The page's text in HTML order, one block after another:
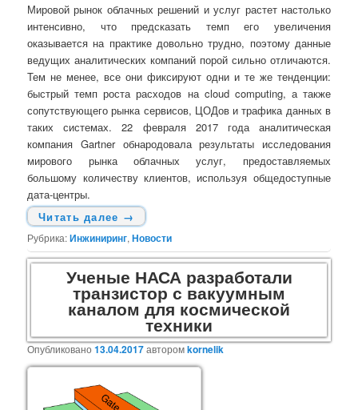
Мировой рынок облачных решений и услуг растет настолько
интенсивно, что предсказать темп его увеличения
оказывается на практике довольно трудно, поэтому данные
ведущих аналитических компаний порой сильно отличаются.
Тем не менее, все они фиксируют одни и те же тенденции:
быстрый темп роста расходов на cloud computing, а также
сопутствующего рынка сервисов, ЦОДов и трафика данных в
таких системах. 22 февраля 2017 года аналитическая
компания Gartner обнародовала результаты исследования
мирового рынка облачных услуг, предоставляемых
большому количеству клиентов, используя общедоступные
дата-центры.
Читать далее →
Рубрика:Инжиниринг,Новости
Ученые НАСА разработали
транзистор с вакуумным
каналом для космической
техники
Опубликовано13.04.2017авторомkornelik